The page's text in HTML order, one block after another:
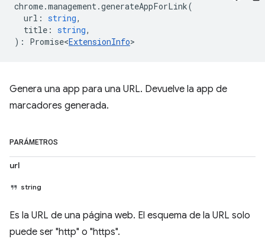
chrome.management.generateAppForLink(
url : string,
title : string,
) : Promise<ExtensionInfo>
Genera una app para una URL. Devuelve la app de
marcadores generada.
PARÁMETROS
url
string
Es la URL de una página web. El esquema de la URL solo
puede ser "http" o "https".